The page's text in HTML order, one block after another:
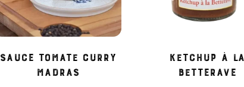
Sauce tomate Curry
madras
Ketchup à la
Betterave